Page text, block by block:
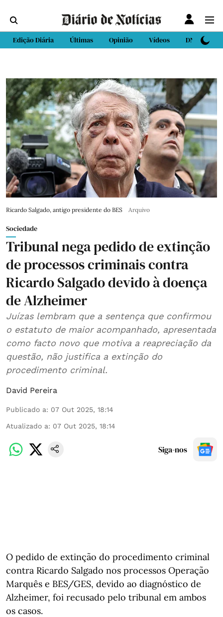
Edição Diária Últimas Opinião Vídeos DN Sport
Ricardo Salgado, antigo presidente do BES Arquivo
Sociedade
Tribunal nega pedido de extinção
de processos criminais contra
Ricardo Salgado devido à doença
de Alzheimer
Juízas lembram que a sentença que confirmou
o estatuto de maior acompanhado, apresentada
como facto novo que motiva a reapreciação da
questão, não justifica a extinção do
procedimento criminal.
David Pereira
Publicado a: 07 Out 2025, 18:14
Atualizado a: 07 Out 2025, 18:14
Siga-nos
O pedido de extinção do procedimento criminal
contra Ricardo Salgado nos processos Operação
Marquês e BES/GES, devido ao diagnóstico de
Alzheimer, foi recusado pelo tribunal em ambos
os casos.